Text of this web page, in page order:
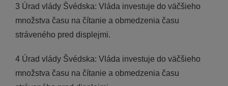
3 Úrad vlády Švédska: Vláda investuje do väčšieho
množstva času na čítanie a obmedzenia času
stráveného pred displejmi.
4 Úrad vlády Švédska: Vláda investuje do väčšieho
množstva času na čítanie a obmedzenia času